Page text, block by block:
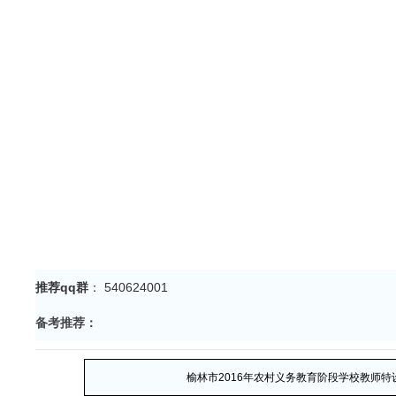
推荐qq群 ： 540624001
备考推荐：
榆林市2016年农村义务教育阶段学校教师特